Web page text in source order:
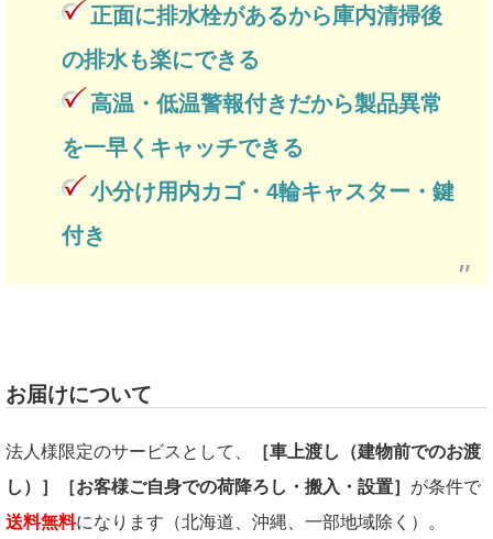
正面に排水栓があるから庫内清掃後
の排水も楽にできる
高温・低温警報付きだから製品異常
を一早くキャッチできる
小分け用内カゴ・4輪キャスター・鍵
付き
お届けについて
法人様限定のサービスとして、
［車上渡し（建物前でのお渡
し）］［お客様ご自身での荷降ろし・搬入・設置］ が条件で
送料無料になります（北海道、沖縄、一部地域除く）。